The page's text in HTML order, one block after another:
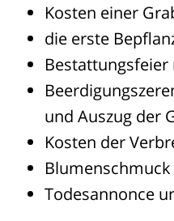
2.
Wesentlichen
des erlittenen
Grad des
Dabei lassen
Verstorbenen für
Kosten einer
die erste
und Auszug der
Kosten der
Todesannonce